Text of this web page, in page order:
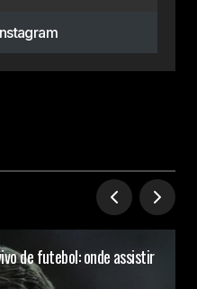
de futebol: onde assistir